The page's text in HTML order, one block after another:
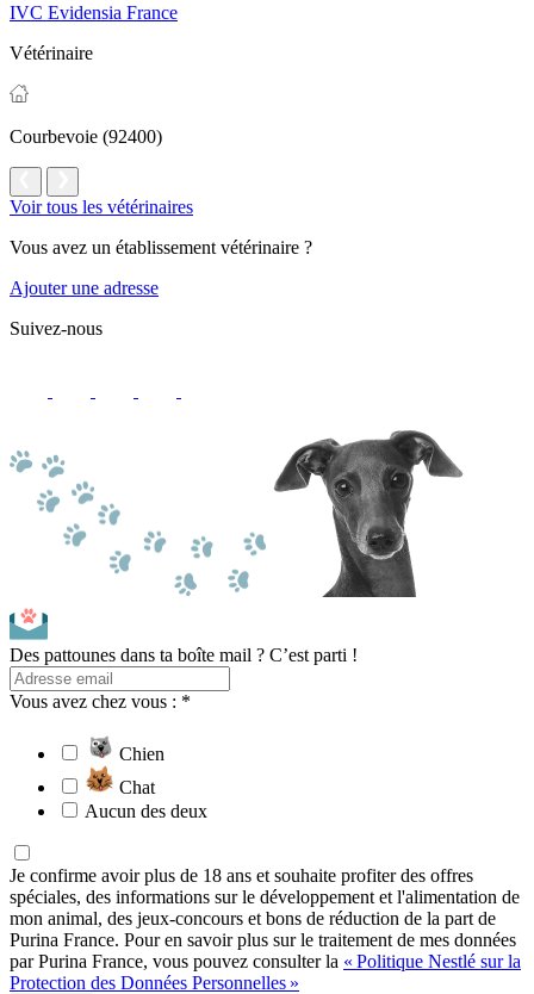
IVC Evidensia France
Vétérinaire
Courbevoie (92400)
Voir tous les vétérinaires
Vous avez un établissement vétérinaire ?
Ajouter une adresse
Suivez-nous
Des pattounes dans ta boîte mail ? C’est parti !
Vous avez chez vous : *
Chien
Chat
Aucun des deux
Je confirme avoir plus de 18 ans et souhaite profiter des offres
spéciales, des informations sur le développement et l'alimentation de
mon animal, des jeux-concours et bons de réduction de la part de
Purina France. Pour en savoir plus sur le traitement de mes données
par Purina France, vous pouvez consulter la « Politique Nestlé sur la
Protection des Données Personnelles »